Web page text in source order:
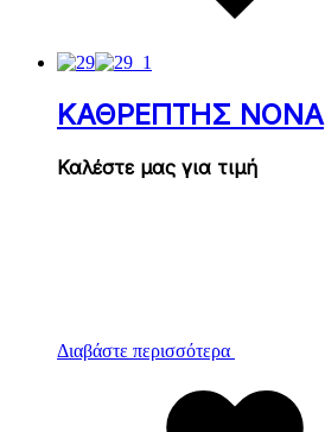
ΚΑΘΡΕΠΤΗΣ ΝΟΝΑ
Καλέστε μας για τιμή
Διαβάστε περισσότερα